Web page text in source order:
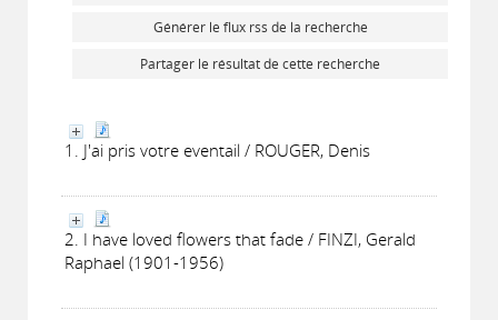
Générer le flux rss de la recherche
Partager le résultat de cette recherche
1. J'ai pris votre eventail / ROUGER, Denis
2. I have loved flowers that fade / FINZI, Gerald
Raphael (1901-1956)